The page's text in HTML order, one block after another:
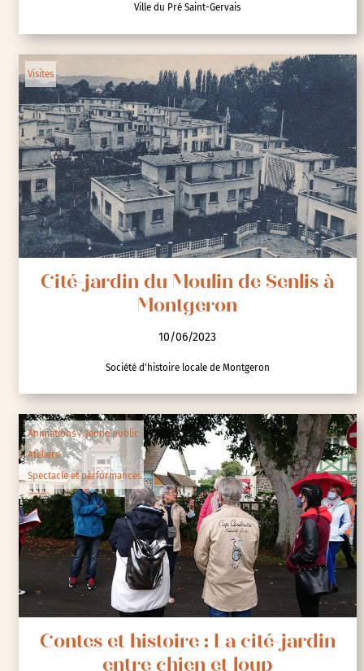
Ville du Pré Saint-Gervais
Visites
Cité-jardin du Moulin de Senlis à
Montgeron
10/06/2023
Société d'histoire locale de Montgeron
Animations / Jeune public
Ateliers
Spectacle et performances
Contes et histoire : La cité-jardin
entre chien et loup